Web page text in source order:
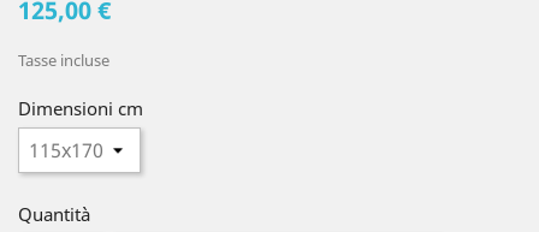
125,00 €
Tasse incluse
Dimensioni cm
Quantità